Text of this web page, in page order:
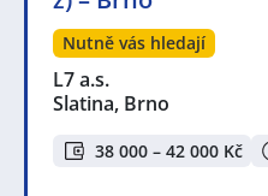
Nutně vás hledají
L7 a.s.
Slatina, Brno
38 000 – 42 000 Kč